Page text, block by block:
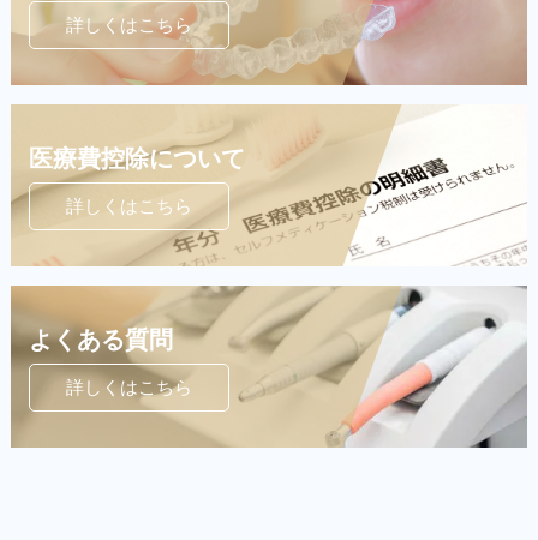
詳しくはこちら
医療費控除について
詳しくはこちら
よくある質問
詳しくはこちら